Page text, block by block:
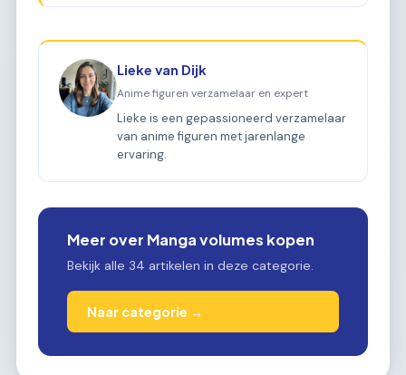
Lieke van Dijk
Anime figuren verzamelaar en expert
Lieke is een gepassioneerd verzamelaar
van anime figuren met jarenlange
ervaring.
Meer over Manga volumes kopen
Bekijk alle 34 artikelen in deze categorie.
Naar categorie →